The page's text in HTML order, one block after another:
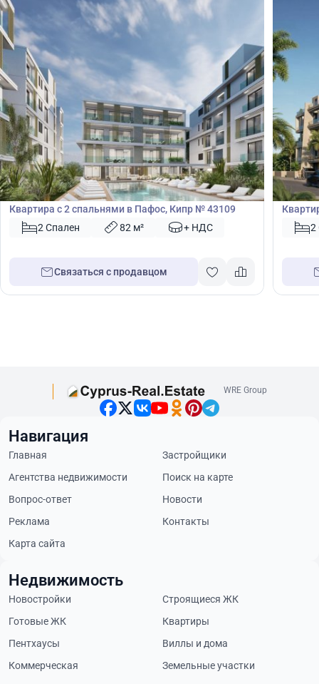
€450 000
Квартира
Квартира с 2 спальнями в Пафос, Кипр № 43109
2 Спален
82 м² + НДС
Связаться с продавцом
€450
2
WRE Group
Навигация
Главная
Застройщики
Агентства недвижимости
Поиск на карте
Вопрос-ответ
Новости
Реклама
Контакты
Карта сайта
Недвижимость
Новостройки
Строящиеся ЖК
Готовые ЖК
Квартиры
Пентхаусы
Виллы и дома
Коммерческая
Земельные участки